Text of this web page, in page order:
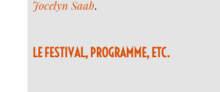
Jocelyn Saab.
LE FESTIVAL, PROGRAMME, ETC.